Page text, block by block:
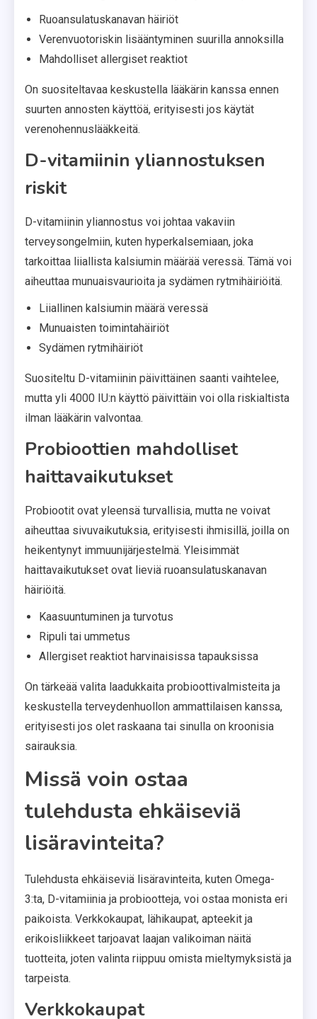
Ruoansulatuskanavan häiriöt
Verenvuotoriskin lisääntyminen suurilla annoksilla
Mahdolliset allergiset reaktiot
On suositeltavaa keskustella lääkärin kanssa ennen
suurten annosten käyttöä, erityisesti jos käytät
verenohennuslääkkeitä.
D-vitamiinin yliannostuksen
riskit
D-vitamiinin yliannostus voi johtaa vakaviin
terveysongelmiin, kuten hyperkalsemiaan, joka
tarkoittaa liiallista kalsiumin määrää veressä. Tämä voi
aiheuttaa munuaisvaurioita ja sydämen rytmihäiriöitä.
Liiallinen kalsiumin määrä veressä
Munuaisten toimintahäiriöt
Sydämen rytmihäiriöt
Suositeltu D-vitamiinin päivittäinen saanti vaihtelee,
mutta yli 4000 IU:n käyttö päivittäin voi olla riskialtista
ilman lääkärin valvontaa.
Probioottien mahdolliset
haittavaikutukset
Probiootit ovat yleensä turvallisia, mutta ne voivat
aiheuttaa sivuvaikutuksia, erityisesti ihmisillä, joilla on
heikentynyt immuunijärjestelmä. Yleisimmät
haittavaikutukset ovat lieviä ruoansulatuskanavan
häiriöitä.
Kaasuuntuminen ja turvotus
Ripuli tai ummetus
Allergiset reaktiot harvinaisissa tapauksissa
On tärkeää valita laadukkaita probioottivalmisteita ja
keskustella terveydenhuollon ammattilaisen kanssa,
erityisesti jos olet raskaana tai sinulla on kroonisia
sairauksia.
Missä voin ostaa
tulehdusta ehkäiseviä
lisäravinteita?
Tulehdusta ehkäiseviä lisäravinteita, kuten Omega-
3:ta, D-vitamiinia ja probiootteja, voi ostaa monista eri
paikoista. Verkkokaupat, lähikaupat, apteekit ja
erikoisliikkeet tarjoavat laajan valikoiman näitä
tuotteita, joten valinta riippuu omista mieltymyksistä ja
tarpeista.
Verkkokaupat